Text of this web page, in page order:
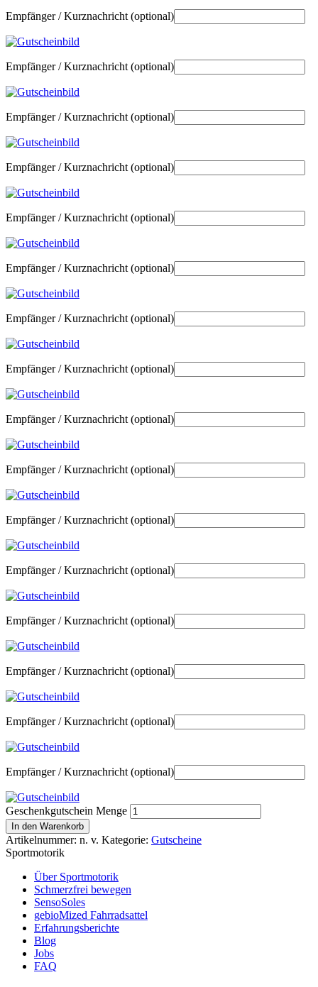
Empfänger / Kurznachricht (optional)
Empfänger / Kurznachricht (optional)
Empfänger / Kurznachricht (optional)
Empfänger / Kurznachricht (optional)
Empfänger / Kurznachricht (optional)
Empfänger / Kurznachricht (optional)
Empfänger / Kurznachricht (optional)
Empfänger / Kurznachricht (optional)
Empfänger / Kurznachricht (optional)
Empfänger / Kurznachricht (optional)
Empfänger / Kurznachricht (optional)
Empfänger / Kurznachricht (optional)
Empfänger / Kurznachricht (optional)
Empfänger / Kurznachricht (optional)
Empfänger / Kurznachricht (optional)
Empfänger / Kurznachricht (optional)
Geschenkgutschein Menge
In den Warenkorb
Artikelnummer: n. v. Kategorie: Gutscheine
Sportmotorik
Über Sportmotorik
Schmerzfrei bewegen
SensoSoles
gebioMized Fahrradsattel
Erfahrungsberichte
Blog
Jobs
FAQ